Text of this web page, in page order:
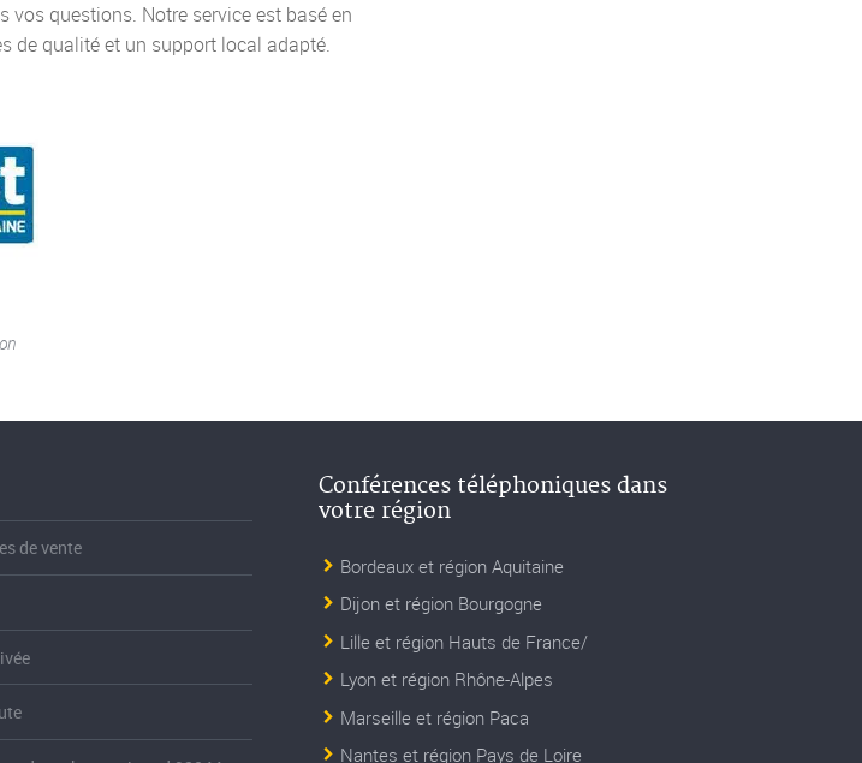
vos questions. Notre service est basé en
de qualité et un support local adapté.
de vente
Conférences téléphoniques dans
votre région
Bordeaux et région Aquitaine
Dijon et région Bourgogne
Lille et région Hauts de France/
Lyon et région Rhône-Alpes
Marseille et région Paca
Nantes et région Pays de Loire